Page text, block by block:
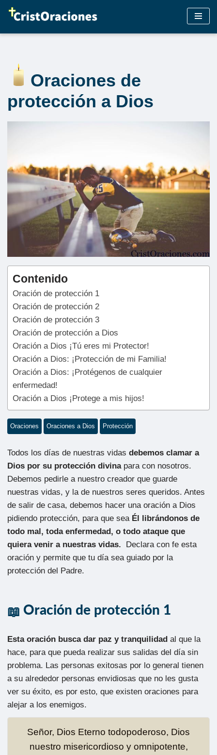
Oraciones de
protección a Dios
Contenido
Oración de protección 1
Oración de protección 2
Oración de protección 3
Oración de protección a Dios
Oración a Dios ¡Tú eres mi Protector!
Oración a Dios: ¡Protección de mi Familia!
Oración a Dios: ¡Protégenos de cualquier
enfermedad!
Oración a Dios ¡Protege a mis hijos!
Oraciones Oraciones a Dios Protección
Todos los días de nuestras vidas debemos clamar a
Dios por su protección divinapara con nosotros.
Debemos pedirle a nuestro creador que guarde
nuestras vidas, y la de nuestros seres queridos. Antes
de salir de casa, debemos hacer una oración a Dios
pidiendo protección, para que sea Él librándonos de
todo mal, toda enfermedad, o todo ataque que
quiera venir a nuestras vidas.
Declara con fe esta
oración y permite que tu día sea guiado por la
protección del Padre.
Oración de protección 1
Esta oración busca dar paz y tranquilidad al que la
hace, para que pueda realizar sus salidas del día sin
problema. Las personas exitosas por lo general tienen
a su alrededor personas envidiosas que no les gusta
ver su éxito, es por esto, que existen oraciones para
alejar a los enemigos.
Señor, Dios Eterno todopoderoso, Dios
nuestro misericordioso y omnipotente,